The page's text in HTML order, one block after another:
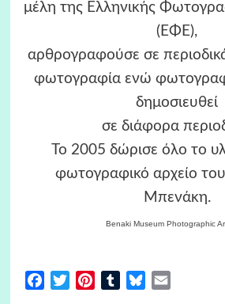
μέλη της Ελληνικής
(ΕΦΕ),
αρθρογραφούσε σε
φωτογραφία ενώ
δημοσιευθεί
σε διάφορα
Το 2005 δώρισε όλο το
φωτογραφικό αρχείο
Μπενάκη.
Benaki Museum Photographic
FacebookTwitterPinterestTumblrBluesky